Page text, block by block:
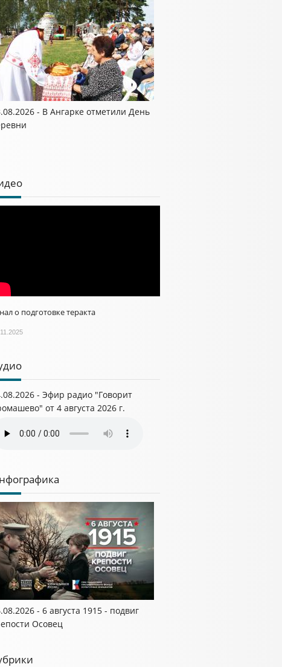
- В Ангарке отметили День
о подготовке теракта
- Эфир радио "Говорит
от 4 августа 2026 г.
- 6 августа 1915 - подвиг
Осовец